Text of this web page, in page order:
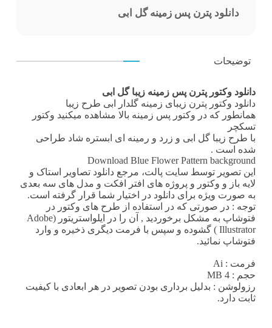
دانلود پترن پس زمینه گل ابی
توضیحات
دانلود وکتور پترن پس زمینه زیبا گل ابی
دانلود وکتور پترن زیبای زمینه گلدار ابی طرح زیبا
همانطور که در وکتور پس زمینه بالا مشاهده میکنید وکتور
تسکچر
با طرح زیبا گل ابی و زرد و رمینه ای ابستره شاد طراحی
شده است .
Download Blue Flower Pattern background
این تصویر توسط سایت پالت، مرجع دانلود تصاویر استاک و
لایه باز و وکتور و پروژه های افتر افکت و مدل های سه بعدی
به صورت ویژه برای دانلود در اختیار شما قرار گرفته است.
توجه : در صورتی که در استفاده از طرح های وکتور در
فتوشاپ به مشکل برخوردید , آن را در ایلواستریتور (Adobe
Illustrator ) گشوده و سپس با فرمت دیگری ذخیره و وارد
فتوشاپ نمائید.
فرمت : Ai
حجم : 4 MB
رزولوشن : بدلیل برداری بودن تصویر در هر ابعادی با کیفیت
ثابت دارد.